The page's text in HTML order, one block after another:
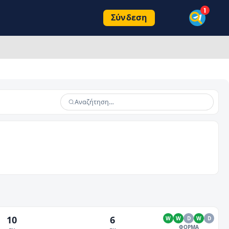
Σύνδεση
10 6 W W D W
D
ΦΟΡΜΑ